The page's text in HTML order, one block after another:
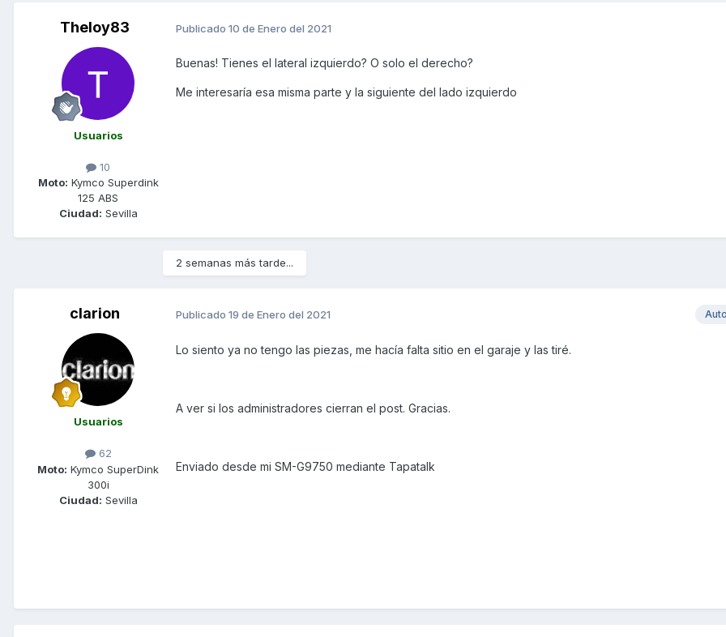
Theloy83
Usuarios
10
Moto: Kymco Superdink
125 ABS
Ciudad: Sevilla
Publicado 10 de Enero del 2021
Buenas! Tienes el lateral izquierdo? O solo el derecho?
Me interesaría esa misma parte y la siguiente del lado izquierdo
2 semanas más tarde...
clarion
Usuarios
62
Moto: Kymco SuperDink
300i
Ciudad: Sevilla
Publicado 19 de Enero del 2021
Lo siento ya no tengo las piezas, me hacía falta sitio en el garaje y las tiré.
A ver si los administradores cierran el post. Gracias.
Enviado desde mi SM-G9750 mediante Tapatalk